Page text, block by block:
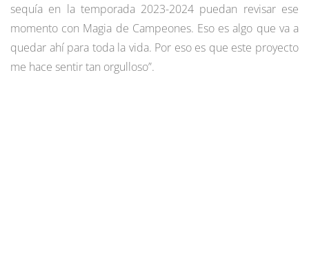
sequía en la temporada 2023-2024 puedan revisar ese
momento con Magia de Campeones. Eso es algo que va a
quedar ahí para toda la vida. Por eso es que este proyecto
me hace sentir tan orgulloso”.